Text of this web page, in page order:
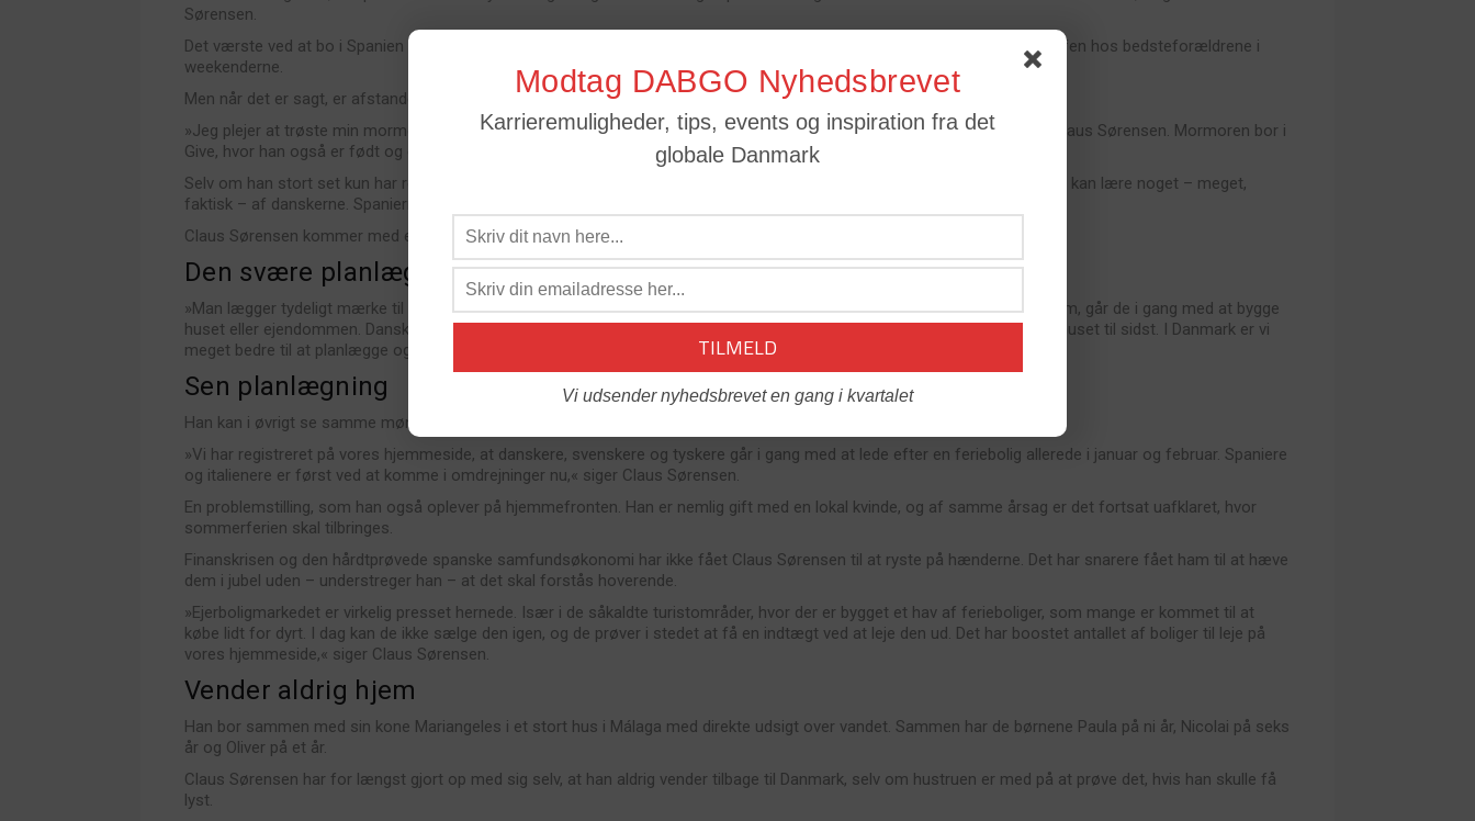
Sørensen.
Det værste ved at bo i Spanien er afstanden til venner og familie i Danmark. Indimellem har det været hårdt at undvære kaffen hos bedsteforældrene i
weekenderne.
Men når det er sagt, er afstanden til Danmark overkommelig.
»Jeg plejer at trøste min mormor med, at jeg kan besøge hende ligeså hurtigt som min fætter, der bor på Amager,« siger Claus Sørensen. Mormoren bor i
Give, hvor han også er født og opvokset.
Selv om han stort set kun har rosende ord tilovers for spaniernes menneskelige egenskaber, er der et enkelt punkt, hvor de kan lære noget – meget,
faktisk – af danskerne. Spanierne er nemlig notorisk dårlige til organisering.
Claus Sørensen kommer med et eksempel.
Den svære planlægning
»Man lægger tydeligt mærke til det under et boligbyggeri. Når spanierne har besluttet sig for at bygge et hus eller en ejendom, går de i gang med at bygge
huset eller ejendommen. Danskerne går først i gang med at byggemodne grunden med kloakering og veje for så at bygge huset til sidst. I Danmark er vi
meget bedre til at planlægge og organisere end hernede,« siger Claus Sørensen.
Sen planlægning
Han kan i øvrigt se samme mønster, når det gælder ferieplanlægning.
»Vi har registreret på vores hjemmeside, at danskere, svenskere og tyskere går i gang med at lede efter en feriebolig allerede i januar og februar. Spaniere
og italienere er først ved at komme i omdrejninger nu,« siger Claus Sørensen.
En problemstilling, som han også oplever på hjemmefronten. Han er nemlig gift med en lokal kvinde, og af samme årsag er det fortsat uafklaret, hvor
sommerferien skal tilbringes.
Finanskrisen og den hårdtprøvede spanske samfundsøkonomi har ikke fået Claus Sørensen til at ryste på hænderne. Det har snarere fået ham til at hæve
dem i jubel uden – understreger han – at det skal forstås hoverende.
»Ejerboligmarkedet er virkelig presset hernede. Især i de såkaldte turistområder, hvor der er bygget et hav af ferieboliger, som mange er kommet til at
købe lidt for dyrt. I dag kan de ikke sælge den igen, og de prøver i stedet at få en indtægt ved at leje den ud. Det har boostet antallet af boliger til leje på
vores hjemmeside,« siger Claus Sørensen.
Vender aldrig hjem
Han bor sammen med sin kone Mariangeles i et stort hus i Málaga med direkte udsigt over vandet. Sammen har de børnene Paula på ni år, Nicolai på seks
år og Oliver på et år.
Claus Sørensen har for længst gjort op med sig selv, at han aldrig vender tilbage til Danmark, selv om hustruen er med på at prøve det, hvis han skulle få
lyst.
Modtag DABGO Nyhedsbrevet
Karrieremuligheder, tips, events og inspiration fra det
globale Danmark
Vi udsender nyhedsbrevet en gang i kvartalet